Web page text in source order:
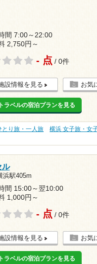
間 7:00～22:00
2,750円～
- 点 / 0件
設情報を見る お気
ラベルの宿泊プランを見る
とり旅・一人旅 横浜 女子旅・女
ル
浜駅405m
間 15:00～翌10:00
1,000円～
- 点 / 0件
設情報を見る お気
ラベルの宿泊プランを見る